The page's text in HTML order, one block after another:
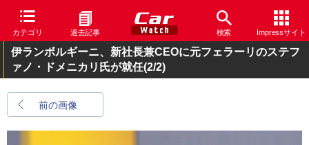
カテゴリ 過去記事 検索 Impressサイト
伊ランボルギーニ、新社長兼CEOに元フェラーリのステフ
ァノ・ドメニカリ氏が就任(2/2)
前の画像